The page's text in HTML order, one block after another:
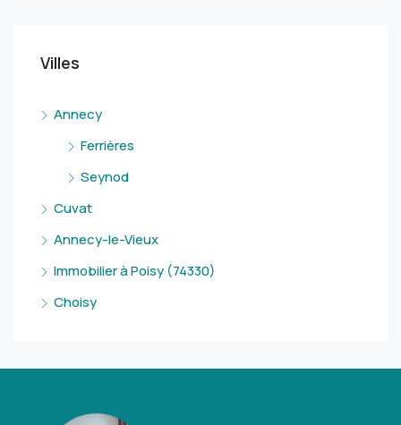
Villes
Annecy
Ferrières
Seynod
Cuvat
Annecy-le-Vieux
Immobilier à Poisy (74330)
Choisy